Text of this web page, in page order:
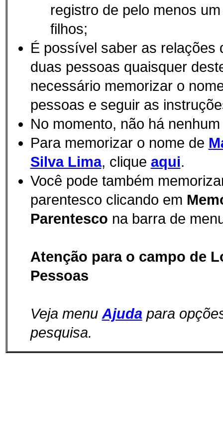
registro de pelo menos
filhos;
É possí­vel saber as relações
duas pessoas quaisquer
necessário memorizar o
pessoas e seguir as
No momento, não há
Para memorizar o nome de
Silva Lima, clique aqui.
Você pode também
parentesco clicando em
Parentesco na barra de
Atenção para o campo de
Pessoas
Veja menu Ajudapara
pesquisa.